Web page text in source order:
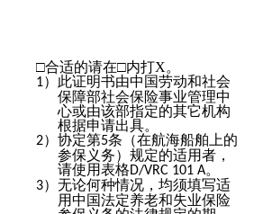
□合适的请在□内打X。
1）此证明书由中国劳动和社会
保障部社会保险事业管理中
心或由该部指定的其它机构
根据申请出具。
2）协定第5条（在航海船舶上的
参保义务）规定的适用者，
请使用表格D/VRC 101 A。
3）无论何种情况，均须填写适
用中国法定养老和失业保险